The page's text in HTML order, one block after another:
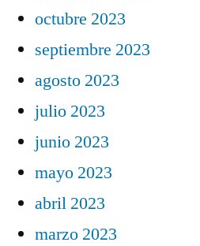
octubre 2023
septiembre 2023
agosto 2023
julio 2023
junio 2023
mayo 2023
abril 2023
marzo 2023